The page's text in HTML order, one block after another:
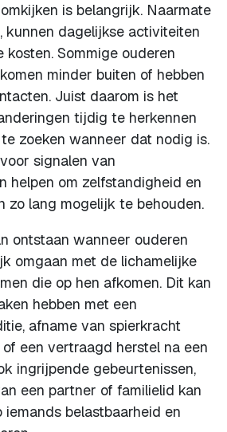
is belangrijk. Naarmate
kunnen dagelijkse activiteiten
kosten. Sommige ouderen
minder buiten of hebben
Juist daarom is het
tijdig te herkennen
zoeken wanneer dat nodig is.
signalen van
helpen om zelfstandigheid en
zo lang mogelijk te behouden.
ontstaan wanneer ouderen
omgaan met de lichamelijke
die op hen afkomen. Dit kan
hebben met een
afname van spierkracht
een vertraagd herstel na een
ingrijpende gebeurtenissen,
een partner of familielid kan
iemands belastbaarheid en